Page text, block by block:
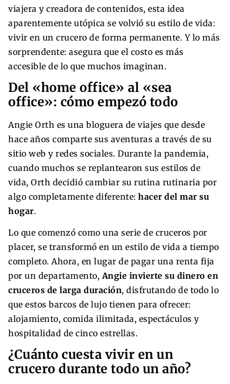
viajera y creadora de contenidos, esta idea
aparentemente utópica se volvió su estilo de vida:
vivir en un crucero de forma permanente. Y lo más
sorprendente: asegura que el costo es más
accesible de lo que muchos imaginan.
Del «home office» al «sea
office»: cómo empezó todo
Angie Orth es una bloguera de viajes que desde
hace años comparte sus aventuras a través de su
sitio web y redes sociales. Durante la pandemia,
cuando muchos se replantearon sus estilos de
vida, Orth decidió cambiar su rutina rutinaria por
algo completamente diferente: hacer del mar su
hogar.
Lo que comenzó como una serie de cruceros por
placer, se transformó en un estilo de vida a tiempo
completo. Ahora, en lugar de pagar una renta fija
por un departamento, Angie invierte su dinero en
cruceros de larga duración, disfrutando de todo lo
que estos barcos de lujo tienen para ofrecer:
alojamiento, comida ilimitada, espectáculos y
hospitalidad de cinco estrellas.
¿Cuánto cuesta vivir en un
crucero durante todo un año?